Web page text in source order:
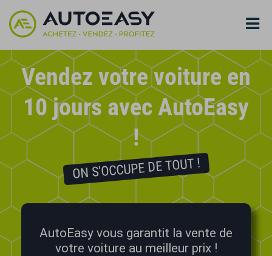
Vendez votre voiture en
10 jours avec AutoEasy
!
ON S'OCCUPE DE TOUT !
AutoEasy vous garantit la vente de
votre voiture au meilleur prix !